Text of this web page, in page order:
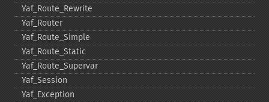
Yaf_​Route_​Rewrite
Yaf_​Router
Yaf_​Route_​Simple
Yaf_​Route_​Static
Yaf_​Route_​Supervar
Yaf_​Session
Yaf_​Exception